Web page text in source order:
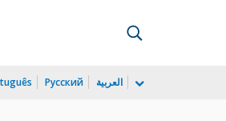
Русский العربية